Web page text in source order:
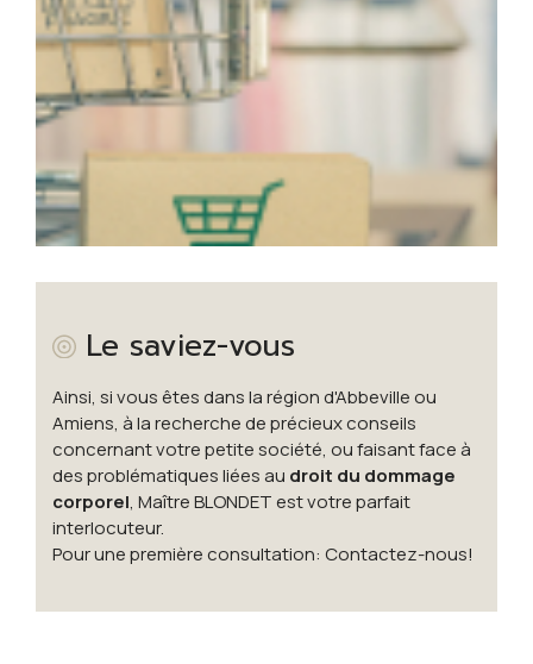
Le saviez-vous
Ainsi, si vous êtes dans la région d'Abbeville ou
Amiens, à la recherche de précieux conseils
concernant votre petite société, ou faisant face à
des problématiques liées au droit du dommage
corporel, Maître BLONDET est votre parfait
interlocuteur.
Pour une première consultation: Contactez-nous!